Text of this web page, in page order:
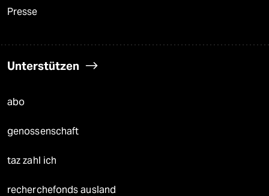
Presse
Unterstützen
abo
genossenschaft
taz zahl ich
recherchefonds ausland